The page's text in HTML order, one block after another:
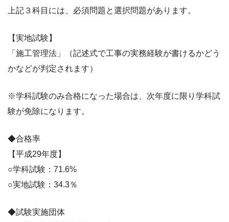
上記３科目には、必須問題と選択問題があります。
【実地試験】
「施工管理法」（記述式で工事の実務経験が書けるかどう
かなどが判定されます）
※学科試験のみ合格になった場合は、次年度に限り学科試
験が免除になります。
◆合格率
【平成29年度】
○学科試験：71.6%
○実地試験：34.3％
◆試験実施団体